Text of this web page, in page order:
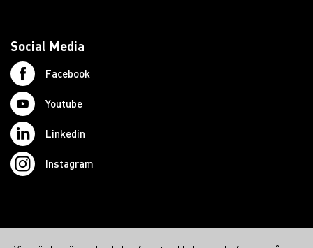
Social Media
Facebook
Youtube
Linkedin
Instagram